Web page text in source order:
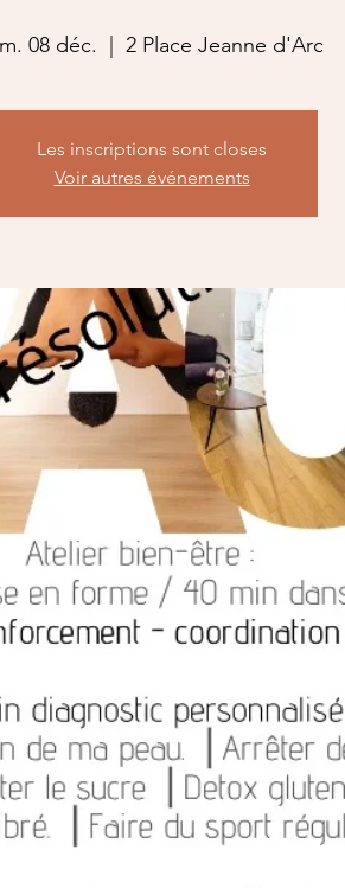
08 déc. 2 Place Jeanne d'Arc
Les inscriptions sont closes
Voir autres événements